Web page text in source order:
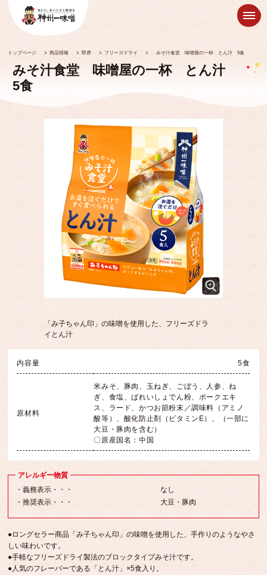
トップページ > 商品情報 > 即席 > フリーズドライ > みそ汁食堂 味噌屋の一杯 とん汁 5食
みそ汁食堂 味噌屋の一杯 とん汁
5食
「み子ちゃん印」の味噌を使用した、フリーズドラ
イとん汁
内容量 5食
原材料
米みそ、豚肉、玉ねぎ、ごぼう、人参、ね
ぎ、食塩、ばれいしょでん粉、ポークエキ
ス、ラード、かつお節粉末／調味料（アミノ
酸等）、酸化防止剤（ビタミンE）、（一部に
大豆・豚肉を含む）
〇原産国名：中国
アレルギー物質
・義務表示・・・
なし
・推奨表示・・・
大豆・豚肉
●ロングセラー商品「み子ちゃん印」の味噌を使用した、手作りのようなやさ
しい味わいです。
●手軽なフリーズドライ製法のブロックタイプみそ汁です。
●人気のフレーバーである「とん汁」×5食入り。